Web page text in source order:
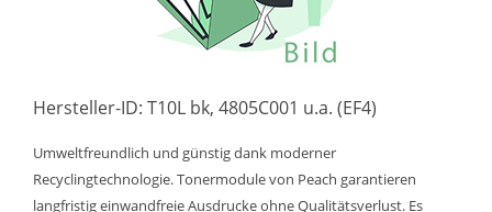
Hersteller-ID: T10L bk, 4805C001 u.a. (EF4)
Umweltfreundlich und günstig dank moderner
Recyclingtechnologie. Tonermodule von Peach garantieren
langfristig einwandfreie Ausdrucke ohne Qualitätsverlust. Es